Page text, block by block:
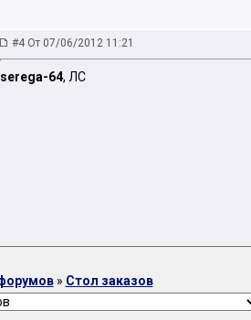
#4 От 07/06/2012 11:21
serega-64, ЛС
» Стол заказов